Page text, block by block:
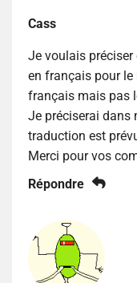
Cass
Je voulais préciser
en français pour
français mais pas
Je préciserai dans
traduction est
Merci pour vos
Répondre